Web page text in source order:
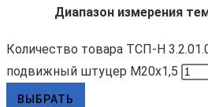
Диапазон измерения
Количество товара ТСП-Н
подвижный штуцер М20х1,5
ВЫБРАТЬ